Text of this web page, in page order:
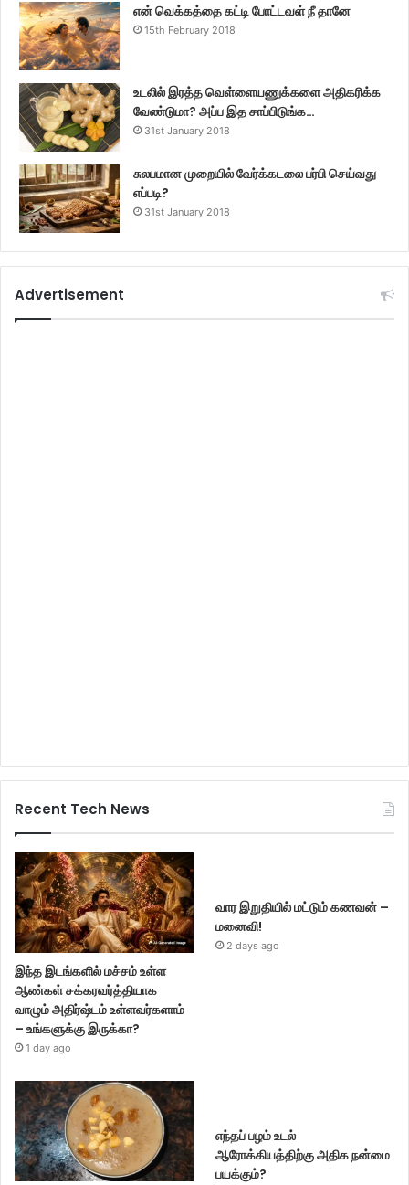
என் வெக்கத்தை கட்டி போட்டவள் நீ தானே
15th February 2018
உடலில் இரத்த வெள்ளையணுக்களை அதிகரிக்க
வேண்டுமா? அப்ப இத சாப்பிடுங்க…
31st January 2018
சுலபமான முறையில் வேர்க்கடலை பர்பி செய்வது
எப்படி?
31st January 2018
Advertisement
Recent Tech News
இந்த இடங்களில் மச்சம் உள்ள
ஆண்கள் சக்கரவர்த்தியாக
வாழும் அதிர்ஷ்டம் உள்ளவர்களாம்
– உங்களுக்கு இருக்கா?
1 day ago
வார இறுதியில் மட்டும் கணவன் –
மனைவி!
2 days ago
எந்தப் பழம் உடல்
ஆரோக்கியத்திற்கு அதிக நன்மை
பயக்கும்?